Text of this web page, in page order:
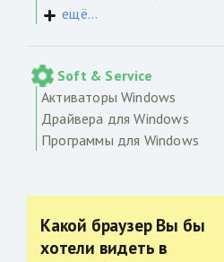
ещё...
Soft & Service
Активаторы Windows
Драйвера для Windows
Программы для Windows
Какой браузер Вы бы
хотели видеть в